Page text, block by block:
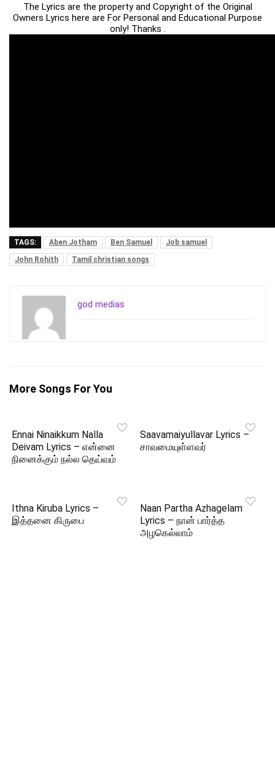
The Lyrics are the property and Copyright of the Original
Owners Lyrics here are For Personal and Educational Purpose
only! Thanks .
TAGS: Aben Jotham Ben Samuel
Job samuel
John Rohith
Tamil christian songs
god medias
More Songs For You
Ennai Ninaikkum Nalla
Deivam Lyrics – என்னை
நினைக்கும் நல்ல தெய்வம்
Saavamaiyullavar Lyrics –
சாவமையுள்ளவர்
Ithna Kiruba Lyrics –
இத்தனை கிருபை
Naan Partha Azhagelam
Lyrics – நான் பார்த்த
அழகெல்லாம்